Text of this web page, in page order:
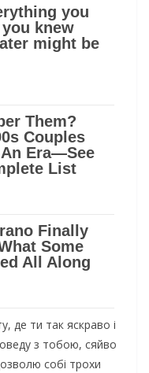
де ти так яскраво і
з тобою, сяйво
собі трохи